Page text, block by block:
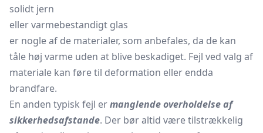
solidt jern
eller varmebestandigt glas
er nogle af de materialer, som anbefales, da de kan
tåle høj varme uden at blive beskadiget. Fejl ved valg af
materiale kan føre til deformation eller endda
brandfare.
En anden typisk fejl ermanglende overholdelse af
sikkerhedsafstande. Der bør altid være tilstrækkelig